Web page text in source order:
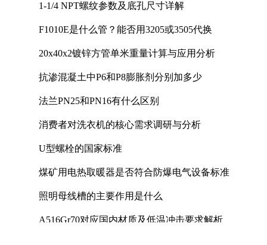
1-1/4 NPT螺纹参数及底孔尺寸详解
F1010E是什么管？能否用3205或3505代换
20x40x2镀锌方管单米重量计算与应用分析
抗渗混凝土中P6和P8膨胀剂分别加多少
法兰PN25和PN16有什么区别
消费者对洗衣机的核心需求调研与分析
U型螺栓的国家标准
煤矿用电热取暖器是否符合防爆电气设备标准
照明母线槽的主要作用是什么
A516Gr70对应国内材质及低温冲击要求解析